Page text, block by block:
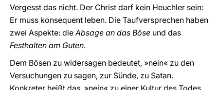
Vergesst das nicht. Der Christ darf kein Heuchler sein:
Er muss konsequent leben. Die Taufversprechen haben
zwei Aspekte: dieAbsage an das Böse und das
Festhalten am Guten.
Dem Bösen zu widersagen bedeutet, »nein« zu den
Versuchungen zu sagen, zur Sünde, zu Satan.
Konkreter heißt das, »nein« zu einer Kultur des Todes